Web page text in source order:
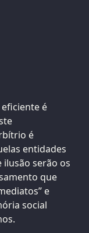
é
é
entidades
ilusão serão os
que
e
social